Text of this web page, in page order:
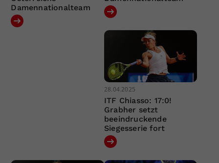
Damennationalteam
28.04.2025
ITF Chiasso: 17:0!
Grabher setzt
beeindruckende
Siegesserie fort